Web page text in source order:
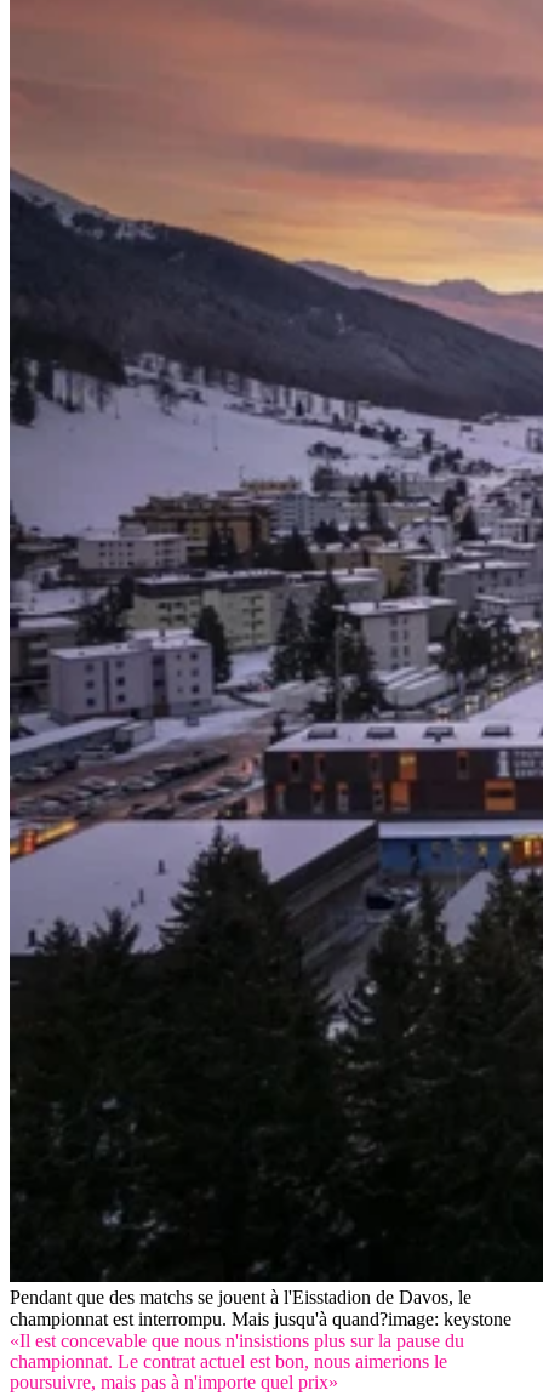
Pendant que des matchs se jouent à l'Eisstadion de Davos, le
championnat est interrompu. Mais jusqu'à quand?image: keystone
«Il est concevable que nous n'insistions plus sur la pause du
championnat. Le contrat actuel est bon, nous aimerions le
poursuivre, mais pas à n'importe quel prix»